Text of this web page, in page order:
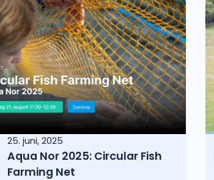
25. juni, 2025
Aqua Nor 2025: Circular Fish
Farming Net